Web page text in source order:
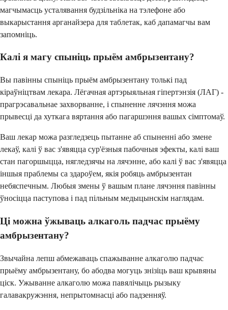
магчымасць усталявання будзільніка на тэлефоне або
выкарыстання арганайзера для таблетак, каб дапамагчы вам
запомніць.
Калі я магу спыніць прыём амбрызентану?
Вы павінны спыніць прыём амбрызентану толькі пад
кіраўніцтвам лекара. Лёгачная артэрыяльная гіпертэнзія (ЛАГ) -
прагрэсавальнае захворванне, і спыненне лячэння можа
прывесці да хуткага вяртання або пагаршэння вашых сімптомаў.
Ваш лекар можа разгледзець пытанне аб спыненні або змене
лекаў, калі ў вас з'явяцца сур'ёзныя пабочныя эфекты, калі ваш
стан пагоршыцца, нягледзячы на лячэнне, або калі ў вас з'явяцца
іншыя праблемы са здароўем, якія робяць амбрызентан
небяспечным. Любыя змены ў вашым плане лячэння павінны
ўносіцца паступова і пад пільным медыцынскім наглядам.
Ці можна ўжываць алкаголь падчас прыёму
амбрызентану?
Звычайна лепш абмежаваць спажыванне алкаголю падчас
прыёму амбрызентану, бо абодва могуць знізіць ваш крывяны
ціск. Ужыванне алкаголю можа павялічыць рызыку
галавакружэння, непрытомнасці або падзенняў.